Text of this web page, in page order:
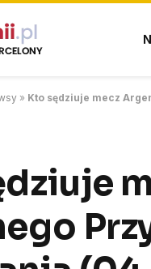
» Kto sędziuje mecz